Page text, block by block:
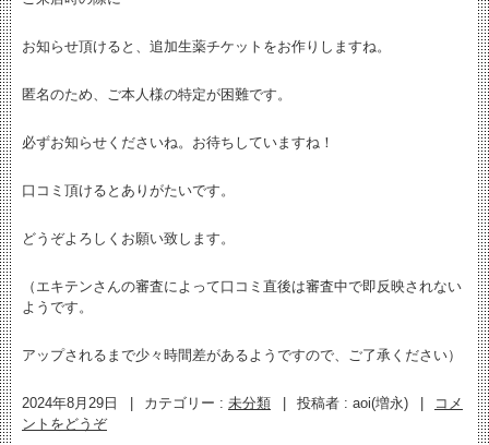
お知らせ頂けると、追加生薬チケットをお作りしますね。
匿名のため、ご本人様の特定が困難です。
必ずお知らせくださいね。お待ちしていますね！
口コミ頂けるとありがたいです。
どうぞよろしくお願い致します。
（エキテンさんの審査によって口コミ直後は審査中で即反映されない
ようです。
アップされるまで少々時間差があるようですので、ご了承ください）
2024年8月29日 カテゴリー : 未分類 投稿者 : aoi(増永)
コメ
ントをどうぞ